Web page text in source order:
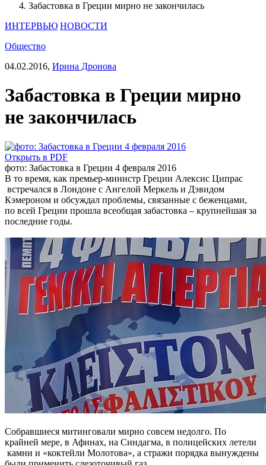
Забастовка в Греции мирно не закончилась
ИНТЕРВЬЮ НОВОСТИ
Общество
04.02.2016, Ирина Дронова
Забастовка в Греции мирно
не закончилась
Открыть в PDF
фото: Забастовка в Греции 4 февраля 2016
В то время, как премьер-министр Греции Алексис Ципрас
встречался в Лондоне с Ангелой Меркель и Дэвидом
Кэмероном и обсуждал проблемы, связанные с беженцами,
по всей Греции прошла всеобщая забастовка – крупнейшая за
последние годы.
Собравшиеся митинговали мирно совсем недолго. По
крайней мере, в Афинах, на Синдагма, в полицейских летели
камни и «коктейли Молотова», а стражи порядка вынуждены